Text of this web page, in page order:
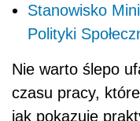
Stanowisko
Polityki
Nie warto ślepo
czasu pracy,
jak pokazuje